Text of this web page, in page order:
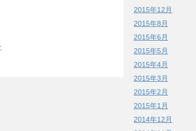
2015年12月
2015年8月
2015年6月
2015年5月
2015年4月
2015年3月
2015年2月
2015年1月
2014年12月